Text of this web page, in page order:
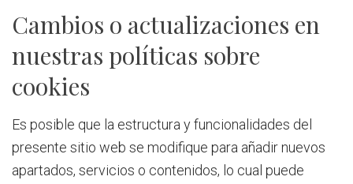
Cambios o actualizaciones en
nuestras políticas sobre
cookies
Es posible que la estructura y funcionalidades del
presente sitio web se modifique para añadir nuevos
apartados, servicios o contenidos, lo cual puede